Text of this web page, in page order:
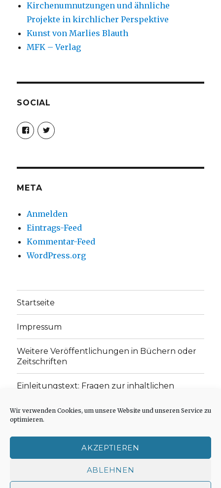
Wir verwenden Cookies, um unsere Website und unseren Service zu
optimieren.
AKZEPTIEREN
ABLEHNEN
Kirchenumnutzungen und ähnliche
Projekte in kirchlicher Perspektive
Kunst von Marlies Blauth
MFK – Verlag
SOCIAL
Profil
von
christoph.fleischer1
anzeigen
Profil
von
anzeigen
META
Anmelden
Eintrags-Feed
Kommentar-Feed
WordPress.org
Startseite
Impressum
Weitere Veröffentlichungen in Büchern oder
Zeitschriften
Einleitungstext: Fragen zur inhaltlichen
„schwachen Glaubens“
Cookie-Richtlinie (EU)